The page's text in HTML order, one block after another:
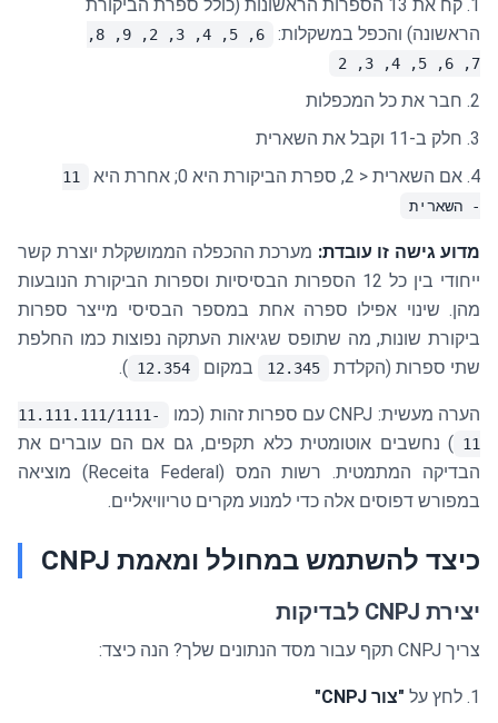
קח את 13 הספרות הראשונות (כולל ספרת הביקורת
הראשונה) והכפל במשקלות:
6, 5, 4, 3, 2, 9, 8,
7, 6, 5, 4, 3, 2
חבר את כל המכפלות
חלק ב-11 וקבל את השארית
אם השארית < 2, ספרת הביקורת היא 0; אחרת היא
11
- השארית
מדוע גישה זו עובדת: מערכת ההכפלה הממושקלת יוצרת קשר
ייחודי בין כל 12 הספרות הבסיסיות וספרות הביקורת הנובעות
מהן. שינוי אפילו ספרה אחת במספר הבסיסי מייצר ספרות
ביקורת שונות, מה שתופס שגיאות העתקה נפוצות כמו החלפת
שתי ספרות (הקלדת
12.345 במקום 12.354
).
הערה מעשית: CNPJ עם ספרות זהות (כמו
11.111.111/1111-
11 ) נחשבים אוטומטית כלא תקפים, גם אם הם עוברים את
הבדיקה המתמטית. רשות המס (Receita Federal) מוציאה
במפורש דפוסים אלה כדי למנוע מקרים טריוויאליים.
כיצד להשתמש במחולל ומאמת CNPJ
יצירת CNPJ לבדיקות
צריך CNPJ תקף עבור מסד הנתונים שלך? הנה כיצד:
לחץ על "צור CNPJ"